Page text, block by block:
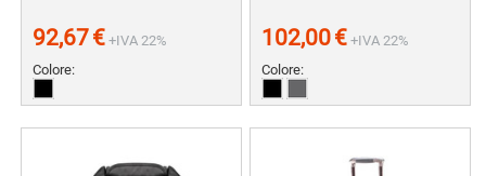
92,67€ +IVA 22%
Colore:
102,00€ +IVA 22%
Colore: